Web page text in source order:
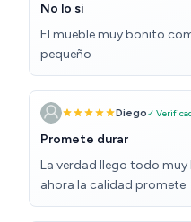
No lo si
El mueble muy bonito
pequeño
Diego✓
Promete durar
La verdad llego todo muy
ahora la calidad promete